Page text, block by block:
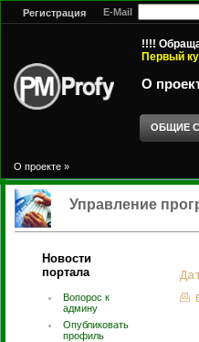
Регистрация E-Mail
!!!!
Первый
О
ОБЩИЕ
О проекте »
Управление
Новости
портала
Вопорос к
админу
Опубликовать
профиль